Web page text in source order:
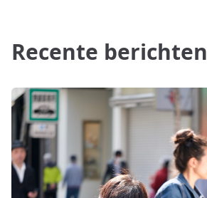
Recente berichten